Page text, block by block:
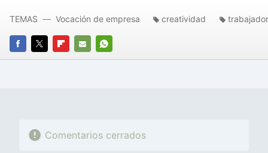
FACEBOOK
TWITTERFLIPBOARD
E-
WHATSAPP
TEMAS Vocación de empresa creatividad
Comentarios cerrados